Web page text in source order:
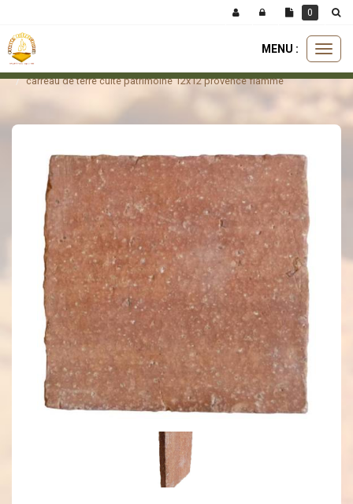
MENU :
carreaux
carreau de terre cuite patrimoine 12x12 provence flammé
0